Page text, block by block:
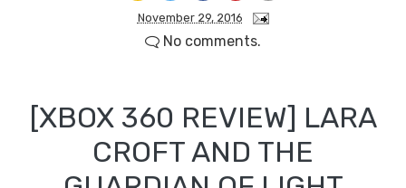
November 29, 2016
No comments.
[XBOX 360 REVIEW] LARA
CROFT AND THE